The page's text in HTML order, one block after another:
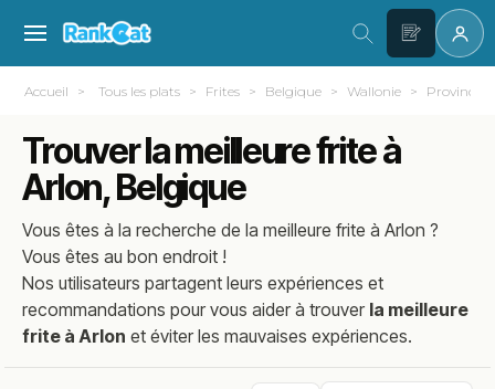
Accueil Tous les plats Frites Belgique Wallonie Province
Trouver la meilleure frite à
Arlon, Belgique
Vous êtes à la recherche de la meilleurefrite àArlon ?
Vous êtes au bon endroit !
Nos utilisateurs partagent leurs expériences et
recommandations pour vous aider à trouver la meilleure
frite à Arlon et éviter les mauvaises expériences.